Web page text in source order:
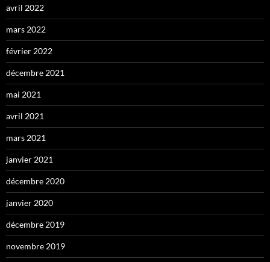
avril 2022
mars 2022
février 2022
décembre 2021
mai 2021
avril 2021
mars 2021
janvier 2021
décembre 2020
janvier 2020
décembre 2019
novembre 2019